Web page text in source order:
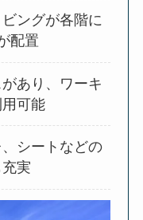
ングが各階に
配置
あり、ワーキ
可能
シートなどの
実